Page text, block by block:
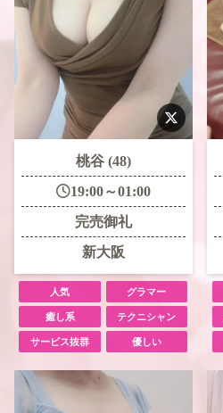
桃谷 (48)
19:00～01:00
完売御礼
新大阪
人気 グラマー
癒し系 テクニシャン
サービス抜群 優しい